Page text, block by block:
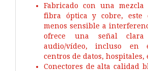
Fabricado con una
fibra óptica y cobre, este
menos sensible a
ofrece una señal
audio/vídeo, incluso en
centros de datos, hospitales,
Conectores de alta calidad